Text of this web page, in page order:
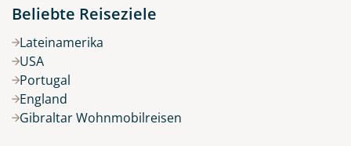
Beliebte Reiseziele
Lateinamerika
USA
Portugal
England
Gibraltar Wohnmobilreisen